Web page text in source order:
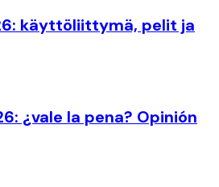
käyttöliittymä, pelit ja
¿vale la pena? Opinión